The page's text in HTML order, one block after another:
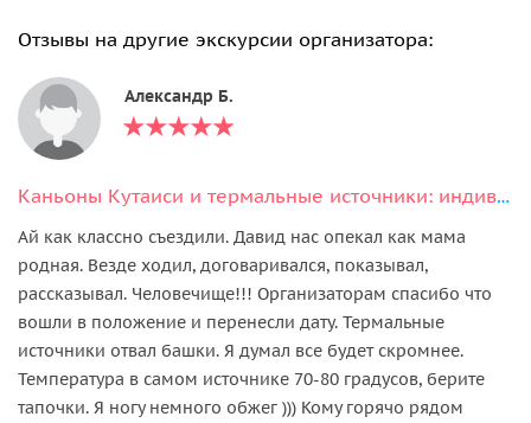
Отзывы на другие экскурсии организатора:
Александр Б.
Каньоны Кутаиси и термальные источники: индивидуальный тур на 1 день
Ай как классно съездили. Давид нас опекал как мама
родная. Везде ходил, договаривался, показывал,
рассказывал. Человечище!!! Организаторам спасибо что
вошли в положение и перенесли дату. Термальные
источники отвал башки. Я думал все будет скромнее.
Температура в самом источнике 70-80 градусов, берите
тапочки. Я ногу немного обжег ))) Кому горячо рядом